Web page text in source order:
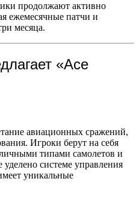
продолжают активно
ежемесячные патчи и
месяца.
«Ace
авиационных сражений,
Игроки берут на себя
типами самолетов и
системе управления
уникальные